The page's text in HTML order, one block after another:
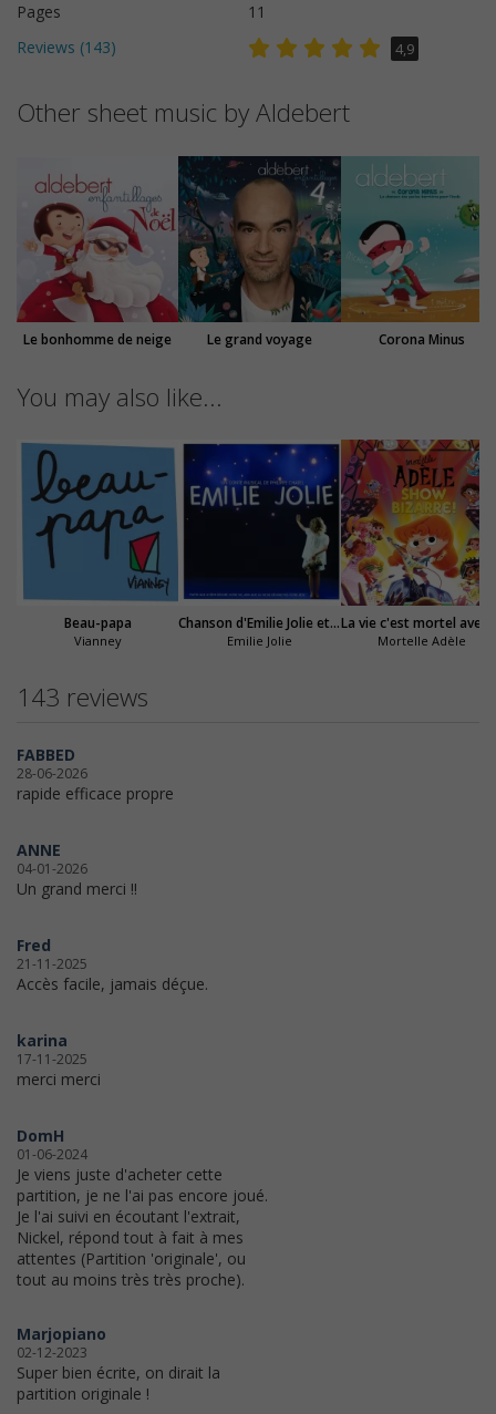
Pages
11
Reviews (143) 4,9
Other sheet music by Aldebert
Le bonhomme de neige Le grand voyage Corona Minus
You may also like...
Beau-papa
Vianney
Chanson d'Emilie Jolie et du grand oiseau
Emilie Jolie Mortelle Adèle
143 reviews
FABBED
28-06-2026
rapide efficace propre
ANNE
04-01-2026
Un grand merci !!
Fred
21-11-2025
Accès facile, jamais déçue.
karina
17-11-2025
merci merci
DomH
01-06-2024
Je viens juste d'acheter cette
partition, je ne l'ai pas encore joué.
Je l'ai suivi en écoutant l'extrait,
Nickel, répond tout à fait à mes
attentes (Partition 'originale', ou
tout au moins très très proche).
Marjopiano
02-12-2023
Super bien écrite, on dirait la
partition originale !